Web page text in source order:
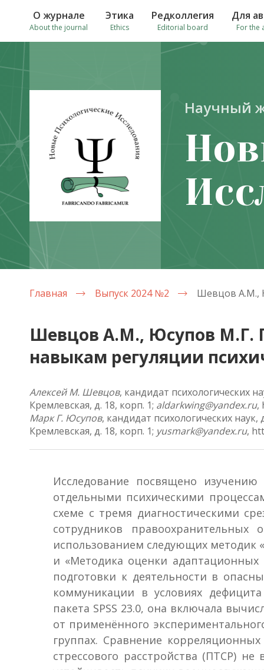
О журнале
About the journal
Этика
Ethics
Редколлегия
Editorial board
Для
For the
Научный
Главная Выпуск 2024 №2
Шевцов А.М., Юсупов М.Г.
навыкам регуляции
Алексей М. Шевцов, кандидат психологических
Кремлевская, д. 18, корп. 1; aldarkwing@yandex.ru,
Марк Г. Юсупов, кандидат психологических
Кремлевская, д. 18, корп. 1; yusmark@yandex.ru,
Исследование посвящено
отдельными психическими
схеме с тремя диагностическими
сотрудников
использованием следующих методик
и «Методика оценки адаптационных
подготовки к деятельности в
коммуникации в условиях
пакета SPSS 23.0, она включала
от применённого
группах. Сравнение
стрессового расстройства (ПТСР)